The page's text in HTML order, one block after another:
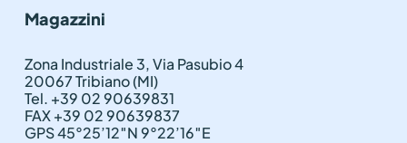
Magazzini
Zona Industriale 3, Via Pasubio 4
20067 Tribiano (MI)
Tel. +39 02 90639831
FAX +39 02 90639837
GPS 45°25’12″N 9°22’16″E